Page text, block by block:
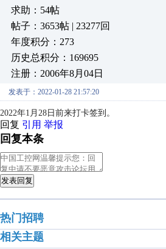
求助：54帖
帖子：3653帖 | 23277回
年度积分：273
历史总积分：169695
注册：2006年8月04日
发表于：2022-01-28 21:57:20
2022年1月28日前来打卡签到。
回复 引用 举报
回复本条
发表回复
热门招聘
相关主题